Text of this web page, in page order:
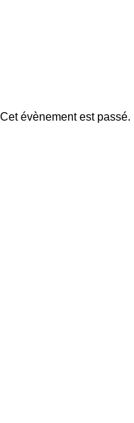
Cet évènement est passé.